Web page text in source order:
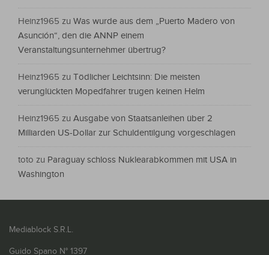
Heinz1965 zu Was wurde aus dem „Puerto Madero von
Asunción“, den die ANNP einem
Veranstaltungsunternehmer übertrug?
Heinz1965 zu Tödlicher Leichtsinn: Die meisten
verunglückten Mopedfahrer trugen keinen Helm
Heinz1965 zu Ausgabe von Staatsanleihen über 2
Milliarden US-Dollar zur Schuldentilgung vorgeschlagen
toto zu Paraguay schloss Nuklearabkommen mit USA in
Washington
Mediablock S.R.L.
Guido Spano N° 1397